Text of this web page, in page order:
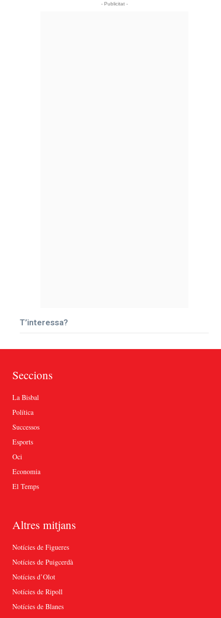
- Publicitat -
T’interessa?
Seccions
La Bisbal
Política
Successos
Esports
Oci
Economia
El Temps
Altres mitjans
Notícies de Figueres
Notícies de Puigcerdà
Notícies d’Olot
Notícies de Ripoll
Notícies de Blanes